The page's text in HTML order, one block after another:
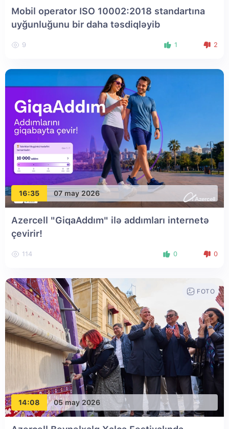
Mobil operator ISO 10002:2018 standartına
uyğunluğunu bir daha təsdiqləyib
9 1 2
16:35 07 may 2026
Azercell "GiqaAddım" ilə addımları internetə
çevirir!
114 0 0
14:08 05 may 2026
FOTO